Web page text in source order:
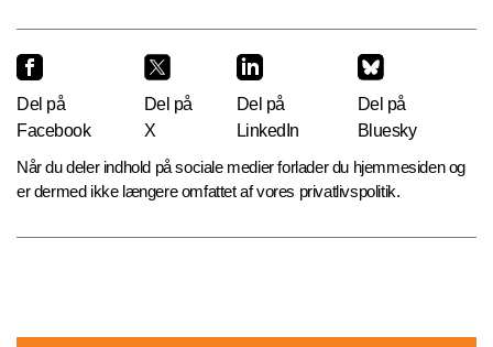
Del på
Facebook
Del på
X
Del på
LinkedIn
Del på
Bluesky
Når du deler indhold på sociale medier forlader du hjemmesiden og
er dermed ikke længere omfattet af vores privatlivspolitik.